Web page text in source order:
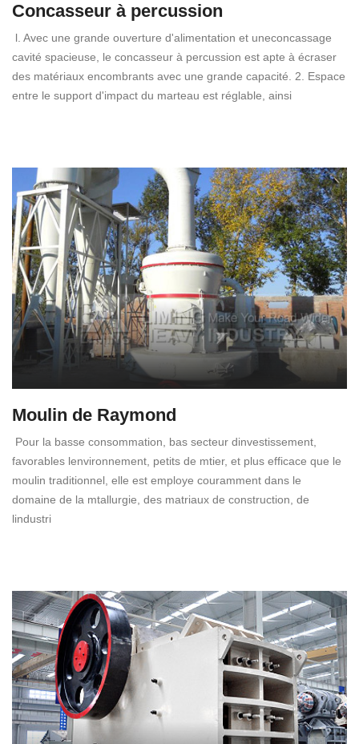
Concasseur à percussion
l. Avec une grande ouverture d'alimentation et uneconcassage
cavité spacieuse, le concasseur à percussion est apte à écraser
des matériaux encombrants avec une grande capacité. 2. Espace
entre le support d'impact du marteau est réglable, ainsi
Moulin de Raymond
Pour la basse consommation, bas secteur dinvestissement,
favorables lenvironnement, petits de mtier, et plus efficace que le
moulin traditionnel, elle est employe couramment dans le
domaine de la mtallurgie, des matriaux de construction, de
lindustri